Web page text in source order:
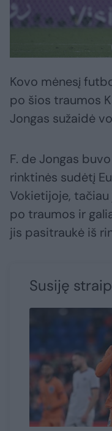
Kovo mėnesį
po šios traumos
Jongas sužaidė
F. de Jongas
rinktinės sudėtį
Vokietijoje,
po traumos ir
jis pasitraukė iš
Susiję